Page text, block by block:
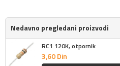
Nedavno pregledani proizvodi
RC1 120K, otpornik
3,60Din